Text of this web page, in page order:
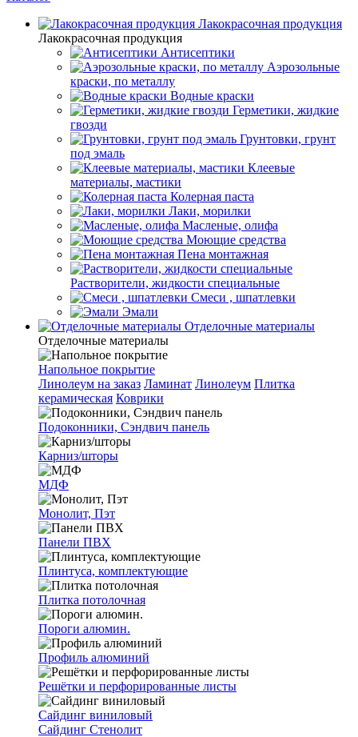
Лакокрасочная продукция
Лакокрасочная продукция
Антисептики
Аэрозольные
краски, по металлу
Водные краски
Герметики, жидкие
гвозди
Грунтовки, грунт
под эмаль
Клеевые
материалы, мастики
Колерная паста
Лаки, морилки
Масленые, олифа
Моющие средства
Пена монтажная
Растворители, жидкости специальные
Смеси , шпатлевки
Эмали
Отделочные материалы
Отделочные материалы
Напольное покрытие
Линолеум на заказ Ламинат Линолеум Плитка
керамическая Коврики
Подоконники, Сэндвич панель
Карниз/шторы
МДФ
Монолит, Пэт
Панели ПВХ
Плинтуса, комплектующие
Плитка потолочная
Пороги алюмин.
Профиль алюминий
Решётки и перфорированные листы
Сайдинг виниловый
Сайдинг Стенолит